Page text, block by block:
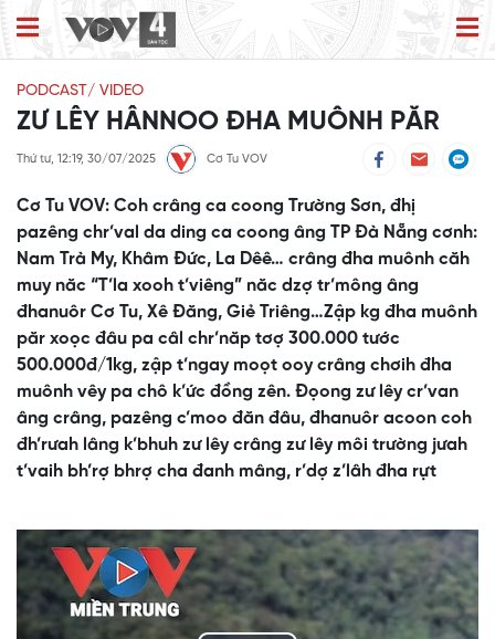
PODCAST/ VIDEO
ZƯ LÊY HÂNNOO ĐHA MUÔNH PĂR
Thứ tư, 12:19, 30/07/2025 Cơ Tu VOV
Cơ Tu VOV: Coh crâng ca coong Trường Sơn, đhị
pazêng chr’val da ding ca coong âng TP Đà Nẵng cơnh:
Nam Trà My, Khâm Đức, La Dêê… crâng đha muônh căh
muy năc “T’la xooh t’viêng” năc dzợ tr’mông âng
đhanuôr Cơ Tu, Xê Đăng, Giẻ Triêng…Zập kg đha muônh
păr xoọc đâu pa câl chr’năp tơợ 300.000 tước
500.000đ/1kg, zập t’ngay moọt ooy crâng chơih đha
muônh vêy pa chô k’ức đồng zên. Đọong zư lêy cr’van
âng crâng, pazêng c’moo đăn đâu, đhanuôr acoon coh
đh’rưah lâng k’bhuh zư lêy crâng zư lêy môi trường jưah
t’vaih bh’rợ bhrợ cha đanh mâng, r’dợ z’lâh đha rựt